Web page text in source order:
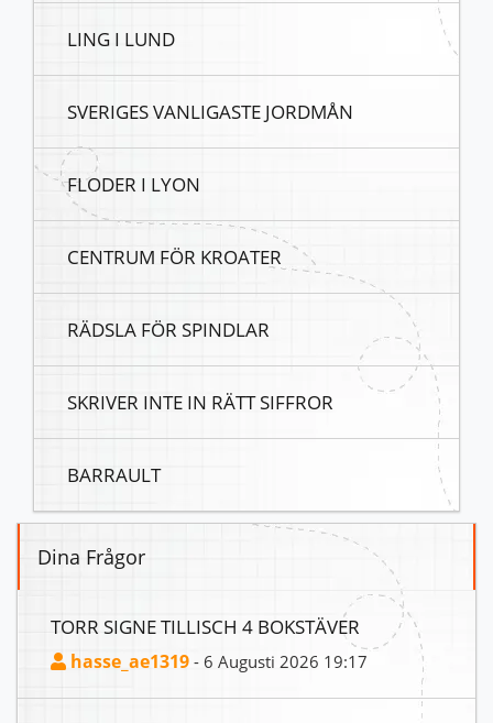
LING I LUND
SVERIGES VANLIGASTE JORDMÅN
FLODER I LYON
CENTRUM FÖR KROATER
RÄDSLA FÖR SPINDLAR
SKRIVER INTE IN RÄTT SIFFROR
BARRAULT
Dina Frågor
TORR SIGNE TILLISCH 4 BOKSTÄVER
hasse_ae1319 - 6 Augusti 2026 19:17